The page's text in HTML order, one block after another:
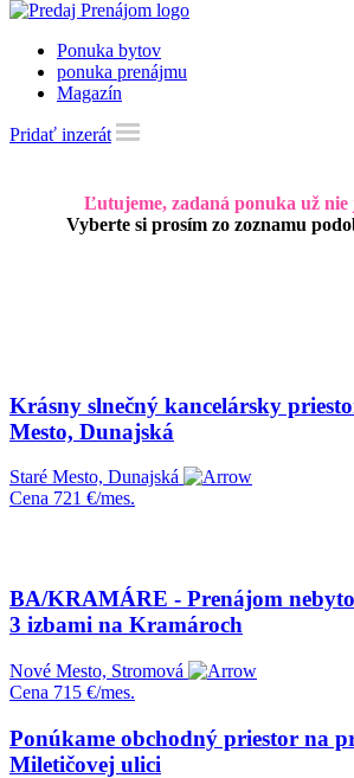
Ponuka bytov
ponuka prenájmu
Magazín
Pridať inzerát
Ľutujeme, zadaná ponuka už nie
Vyberte si prosím zo zoznamu
Krásny slnečný kancelársky
Mesto, Dunajská
Staré Mesto, Dunajská
Cena 721 €/mes.
BA/KRAMÁRE - Prenájom
3 izbami na Kramároch
Nové Mesto, Stromová
Cena 715 €/mes.
Ponúkame obchodný priestor na
Miletičovej ulici